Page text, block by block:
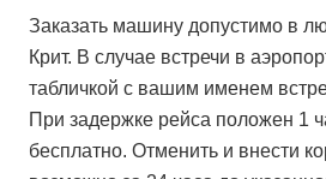
Заказать машину допустимо в
Крит. В случае встречи в
табличкой с вашим именем
При задержке рейса положен 1
бесплатно. Отменить и внести